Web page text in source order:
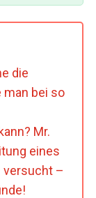
die
man bei so
Mr.
eines
versucht –